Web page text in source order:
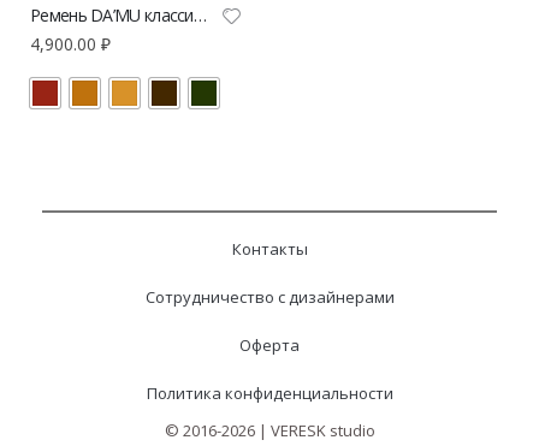
Ремень DA’MU классическая петля
4,900.00 ₽
Контакты
Сотрудничество с дизайнерами
Оферта
Политика конфиденциальности
© 2016-2026 | VERESK studio